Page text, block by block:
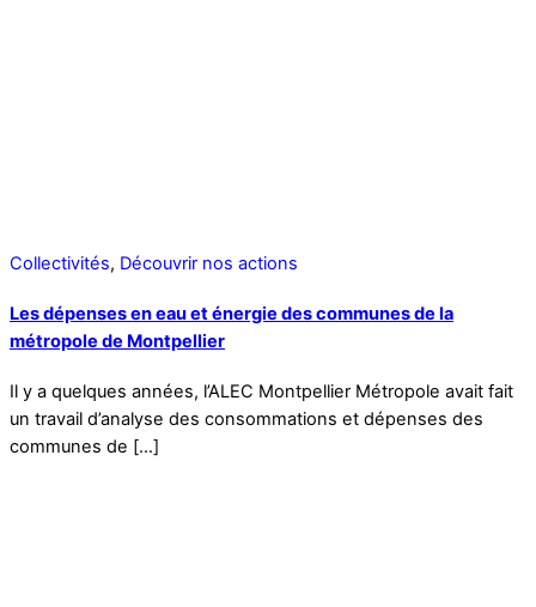
Collectivités, Découvrir nos actions
Les dépenses en eau et énergie des communes de la
métropole de Montpellier
Il y a quelques années, l’ALEC Montpellier Métropole avait fait
un travail d’analyse des consommations et dépenses des
communes de […]